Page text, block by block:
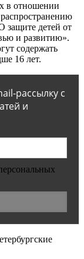
в отношении
защите детей от
и развитию».
содержать
16 лет.
рассылку с
и